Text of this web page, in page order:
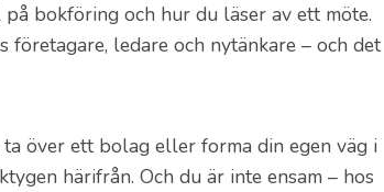
bokföring och hur du läser av ett möte.
ledare och nytänkare – och det
över ett bolag eller forma din egen väg i
härifrån. Och du är inte ensam – hos